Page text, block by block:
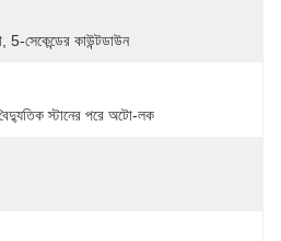
5-সেকেন্ডের কাউন্টডাউন
স্টানের পরে অটো-লক